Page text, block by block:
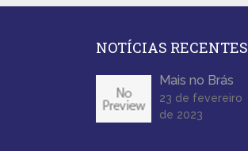
NOTÍCIAS RECENTES
Mais no Brás
23 de fevereiro
de 2023